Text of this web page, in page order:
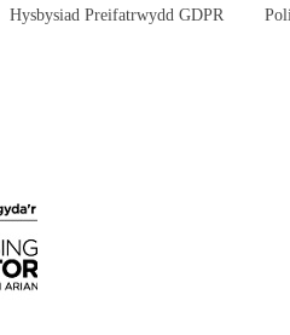
Hysbysiad Preifatrwydd GDPR